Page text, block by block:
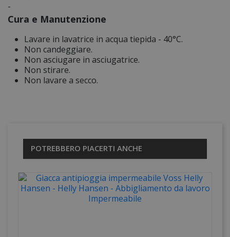
-
Cura e Manutenzione
Lavare in lavatrice in acqua tiepida - 40°C.
Non candeggiare.
Non asciugare in asciugatrice.
Non stirare.
Non lavare a secco.
POTREBBERO PIACERTI ANCHE